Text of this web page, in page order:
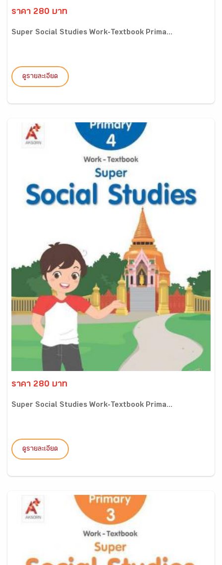
ราคา 280 บาท
Super Social Studies Work-Textbook Prima...
ดูรายละเอียด
ราคา 280 บาท
Super Social Studies Work-Textbook Prima...
ดูรายละเอียด